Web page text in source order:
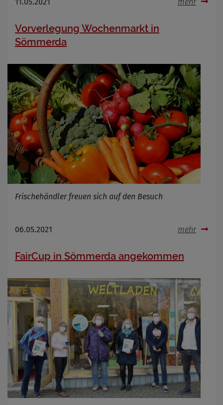
Vorverlegung Wochenmarkt in
Sömmerda
Frischehändler freuen sich auf den Besuch
06.05.2021 mehr
FairCup in Sömmerda angekommen